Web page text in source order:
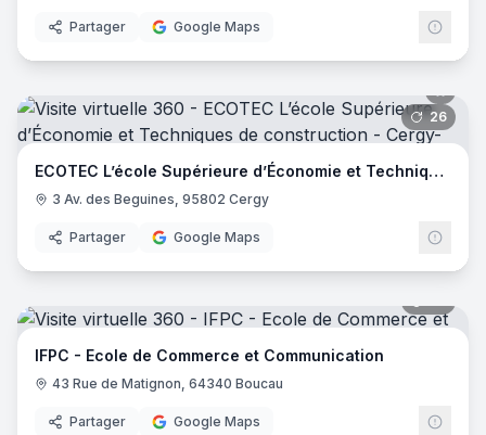
Partager Google Maps
26
ECOTEC L’école Supérieure d’Économie et Techniques de construction
3 Av. des Beguines, 95802 Cergy
Partager Google Maps
IFPC - Ecole de Commerce et Communication
43 Rue de Matignon, 64340 Boucau
Partager Google Maps